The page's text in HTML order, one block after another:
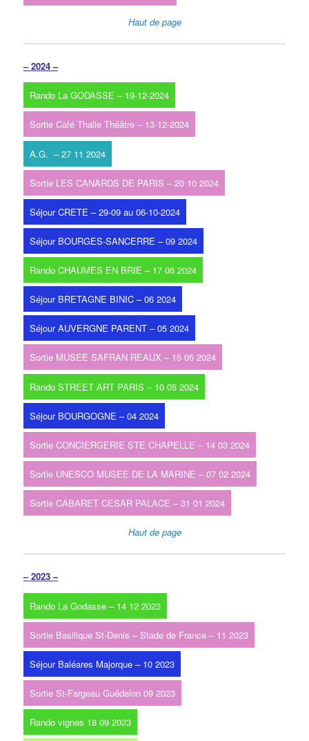
Haut de page
– 2024 –
Rando La GODASSE – 19-12-2024
Sortie Café Thalie Théâtre – 13-12-2024
A.G. – 27 11 2024
Sortie LES CANARDS DE PARIS – 20 10 2024
Séjour CRETE – 29-09 au 06-10-2024
Séjour BOURGES-SANCERRE – 09 2024
Rando CHAUMES EN BRIE – 17 06 2024
Séjour BRETAGNE BINIC – 06 2024
Séjour AUVERGNE PARENT – 05 2024
Sortie MUSEE SAFRAN REAUX – 15 05 2024
Rando STREET ART PARIS – 10 05 2024
Séjour BOURGOGNE – 04 2024
Sortie CONCIERGERIE STE CHAPELLE – 14 03 2024
Sortie UNESCO MUSEE DE LA MARINE – 07 02 2024
Sortie CABARET CESAR PALACE – 31 01 2024
Haut de page
– 2023 –
Rando La Godasse – 14 12 2023
Sortie Basilique St-Denis – Stade de France – 11 2023
Séjour Baléares Majorque – 10 2023
Sortie St-Fargeau Guédelon 09 2023
Rando vignes 18 09 2023